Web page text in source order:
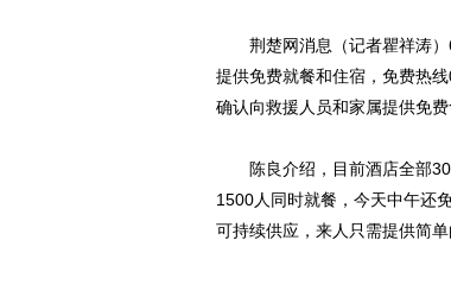
荆楚网消息（记者瞿祥涛）6
提供免费就餐和住宿，免费热
确认向救援人员和家属提供免费
陈良介绍，目前酒店全部30
1500人同时就餐，今天中午还
可持续供应，来人只需提供简